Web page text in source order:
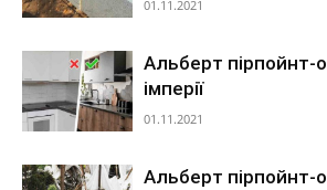
01.11.2021
Альберт пірпойнт-
імперії
01.11.2021
Альберт пірпойнт-